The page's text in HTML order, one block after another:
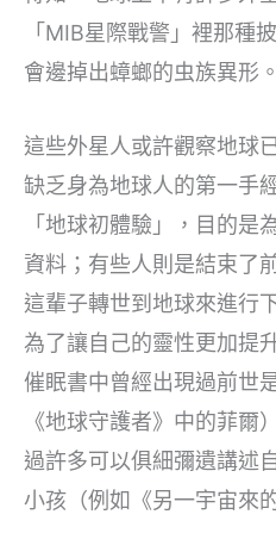
「MIB星際戰警」裡那種
會邊掉出蟑螂的虫族異形。
這些外星人或許觀察地球
缺乏身為地球人的第一手
「地球初體驗」，目的是
資料；有些人則是結束了
這輩子轉世到地球來進行
為了讓自己的靈性更加提
催眠書中曾經出現過前世
《地球守護者》中的菲爾
過許多可以俱細彌遺講述
小孩（例如《另一宇宙來